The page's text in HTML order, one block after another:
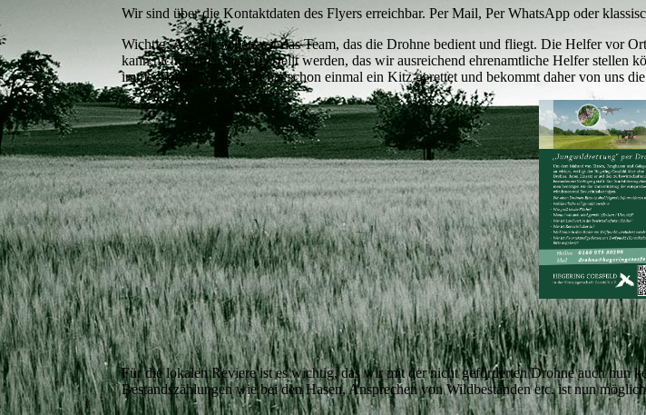
Wir sind über die Kontaktdaten des Flyers erreichbar. Per Mail, Per WhatsApp oder
Wichtig: Aktuell stellen wir das Team, das die Drohne bedient und fliegt. Die Helfer vor
kann nicht immer sichergestellt werden, das wir ausreichend ehrenamtliche Helfer stellen
immer dabei. Nicht jeder hat schon einmal ein Kitz gerettet und bekommt daher von uns
Für die lokalen Reviere ist es wichtig, das wir mit der nicht geförderten Drohne auch nun
Bestandszählungen wie bei den Hasen, Ansprechen von Wildbeständen etc. ist nun